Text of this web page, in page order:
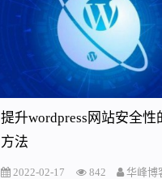
提升wordpress网站安全性
方法
2022-02-17 842 华峰博